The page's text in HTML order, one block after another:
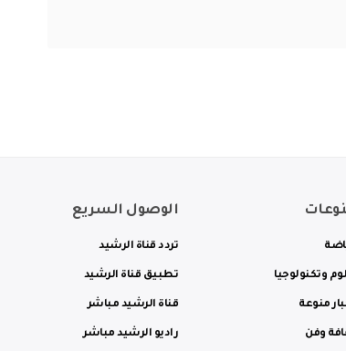
وتكنولوجيا
منوعة
وفن
الوصول السريع
تردد قناة الرشيد
تطبيق قناة الرشيد
قناة الرشيد مباشر
راديو الرشيد مباشر